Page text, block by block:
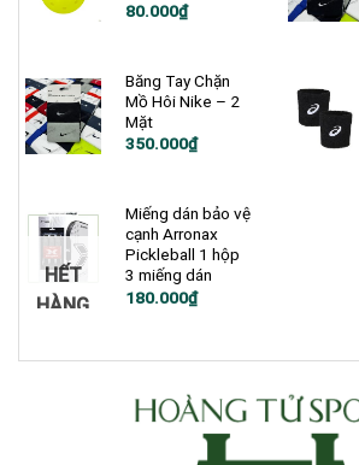
80.000₫
Băng Tay Chặn
Mồ Hôi Nike – 2
Mặt
350.000₫
HẾT
HÀNG
Miếng dán bảo vệ
cạnh Arronax
Pickleball 1 hộp
3 miếng dán
180.000₫